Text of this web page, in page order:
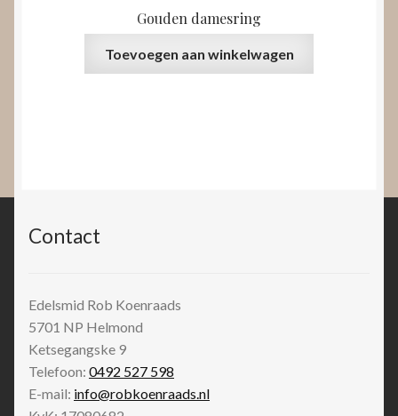
Gouden damesring
Toevoegen aan winkelwagen
Contact
Edelsmid Rob Koenraads
5701 NP Helmond
Ketsegangske 9
Telefoon: 0492 527 598
E-mail: info@robkoenraads.nl